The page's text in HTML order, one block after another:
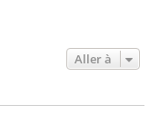
Aller à